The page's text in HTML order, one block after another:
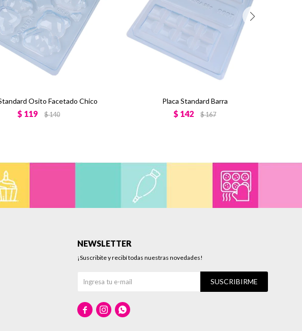
Osito Facetado Chico
$ 119 $140
Placa Standard Barra
$ 142 $167
NEWSLETTER
¡Suscribite y recibí todas nuestras novedades!
SUSCRIBIRME
  